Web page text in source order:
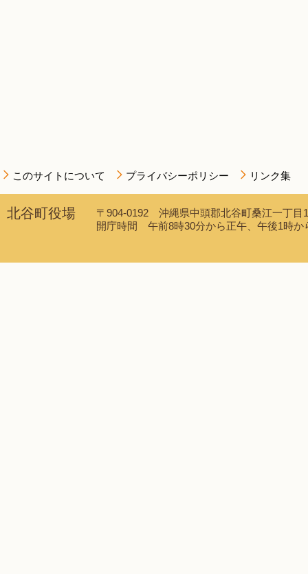
このサイトについて プライバシーポリシー リンク集
北谷町役場
〒904-0192 沖縄県中頭郡北谷町桑江一丁
開庁時間 午前8時30分から正午、午後1時か